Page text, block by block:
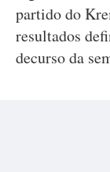
partido do
resultados
decurso da